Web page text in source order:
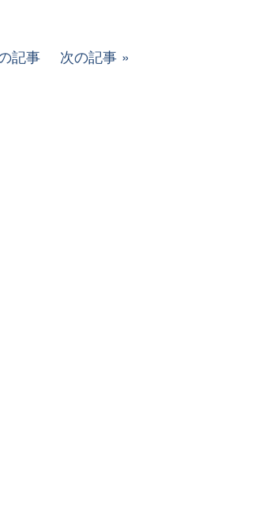
記事 次の記事